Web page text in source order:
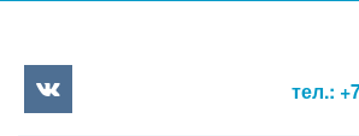
тел.: